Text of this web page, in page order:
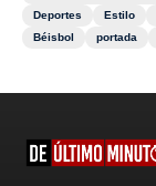
Deportes
Estilo
Béisbol
portada